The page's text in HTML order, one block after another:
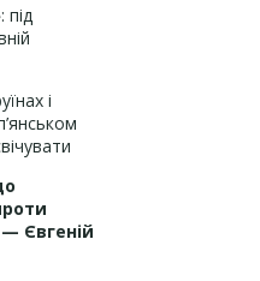
і
Євгеній